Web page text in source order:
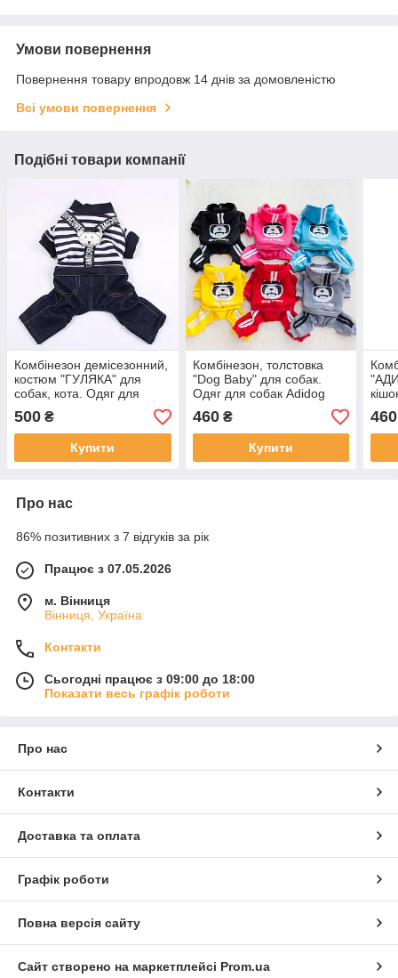
Умови повернення
Повернення товару впродовж 14 днів за домовленістю
Всі умови повернення
Подібні товари компанії
Комбінезон демісезонний,
костюм "ГУЛЯКА" для
собак, кота. Одяг для
500 ₴
Купити
Комбінезон, толстовка
"Dog Baby" для собак.
Одяг для собак Adidog
460₴
Купити
460
Про нас
86% позитивних з 7 відгуків за рік
Працює з 07.05.2026
м. Вінниця
Вінниця, Україна
Контакти
Сьогодні працює з 09:00 до 18:00
Показати весь графік роботи
Про нас
Контакти
Доставка та оплата
Графік роботи
Повна версія сайту
Сайт створено на маркетплейсі Prom.ua